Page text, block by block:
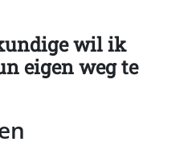
wil ik
eigen weg te